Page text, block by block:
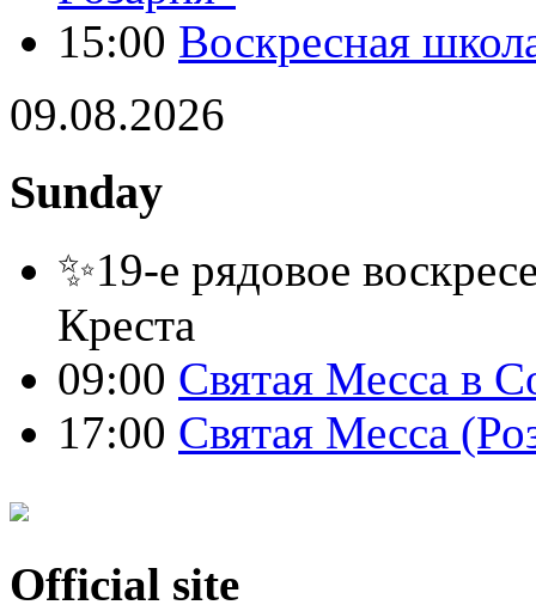
15:00 Воскресная
09.08.2026
Sunday
✨19-е рядовое
Креста
09:00 Святая Месса в
17:00 Святая Месса
Official site